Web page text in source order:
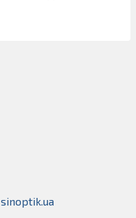
sinoptik.ua